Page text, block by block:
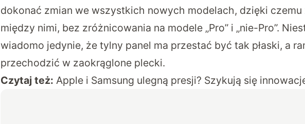
dokonać zmian we wszystkich nowych modelach, dzięki
między nimi, bez zróżnicowania na modele „Pro” i „nie-Pro”.
wiadomo jedynie, że tylny panel ma przestać być tak płaski, a
przechodzić w zaokrąglone plecki.
Czytaj też: Apple i Samsung ulegną presji? Szykują się